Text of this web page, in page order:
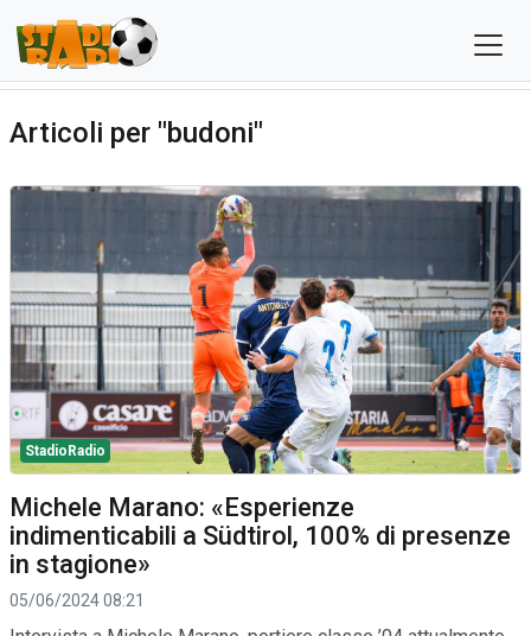
Articoli per "budoni"
StadioRadio
Michele Marano: «Esperienze
indimenticabili a Südtirol, 100% di presenze
in stagione»
05/06/2024 08:21